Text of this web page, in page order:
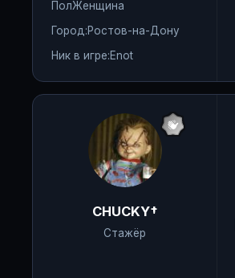
ПолЖенщина
Город:Ростов-на-Дону
Ник в игре:Enot
CHUCKY†
Стажёр